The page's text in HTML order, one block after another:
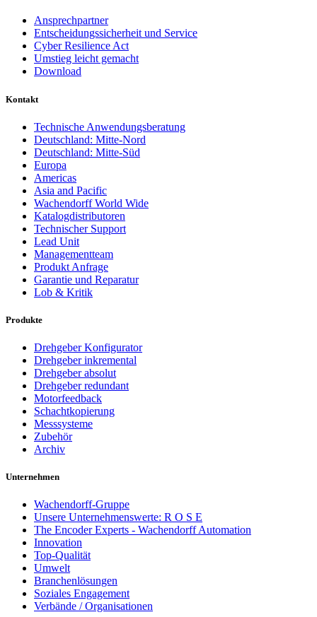
Ansprechpartner
Entscheidungssicherheit und Service
Cyber Resilience Act
Umstieg leicht gemacht
Download
Kontakt
Technische Anwendungsberatung
Deutschland: Mitte-Nord
Deutschland: Mitte-Süd
Europa
Americas
Asia and Pacific
Wachendorff World Wide
Katalogdistributoren
Technischer Support
Lead Unit
Managementteam
Produkt Anfrage
Garantie und Reparatur
Lob & Kritik
Produkte
Drehgeber Konfigurator
Drehgeber inkremental
Drehgeber absolut
Drehgeber redundant
Motorfeedback
Schachtkopierung
Messsysteme
Zubehör
Archiv
Unternehmen
Wachendorff-Gruppe
Unsere Unternehmenswerte: R O S E
The Encoder Experts - Wachendorff Automation
Innovation
Top-Qualität
Umwelt
Branchenlösungen
Soziales Engagement
Verbände / Organisationen